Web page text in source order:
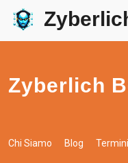
Zyberlich
Chi Siamo Blog